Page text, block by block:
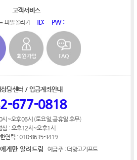
고객서비스
파일올리기 ID: PW :
담센터 / 입금계좌안내
677-0818
시~오후06시 (토요일,공휴일 휴무)
심 : 오후12시~오후1시
연락 : 010-8635-3419
게만 알려드림 예금주 : 더망고기프트